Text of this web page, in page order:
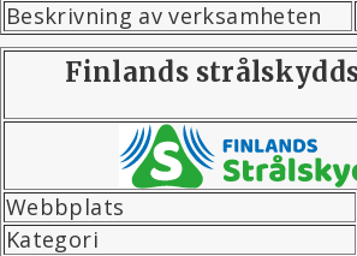
Beskrivning av verksamheten
Finlands
Webbplats
Kategori